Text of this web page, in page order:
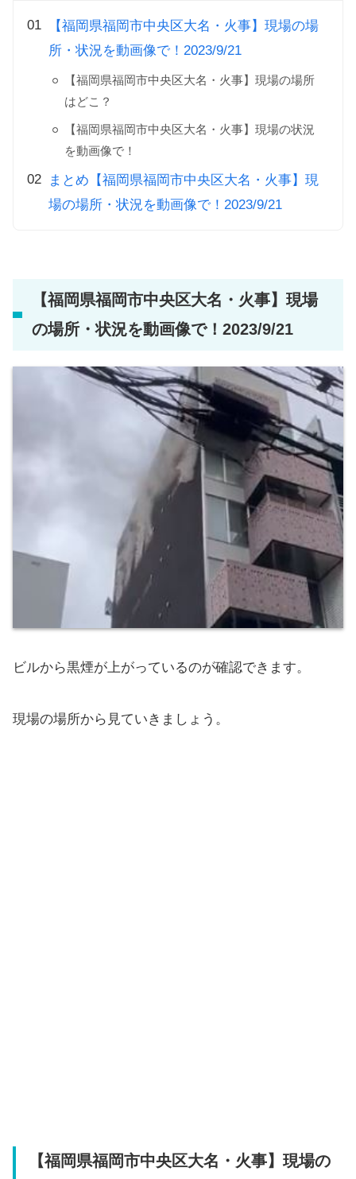
【福岡県福岡市中央区大名・火事】現場の場
所・状況を動画像で！2023/9/21
【福岡県福岡市中央区大名・火事】現場の場所
はどこ？
【福岡県福岡市中央区大名・火事】現場の状況
を動画像で！
まとめ【福岡県福岡市中央区大名・火事】現
場の場所・状況を動画像で！2023/9/21
【福岡県福岡市中央区大名・火事】現場
の場所・状況を動画像で！2023/9/21
ビルから黒煙が上がっているのが確認できます。
現場の場所から見ていきましょう。
【福岡県福岡市中央区大名・火事】現場の